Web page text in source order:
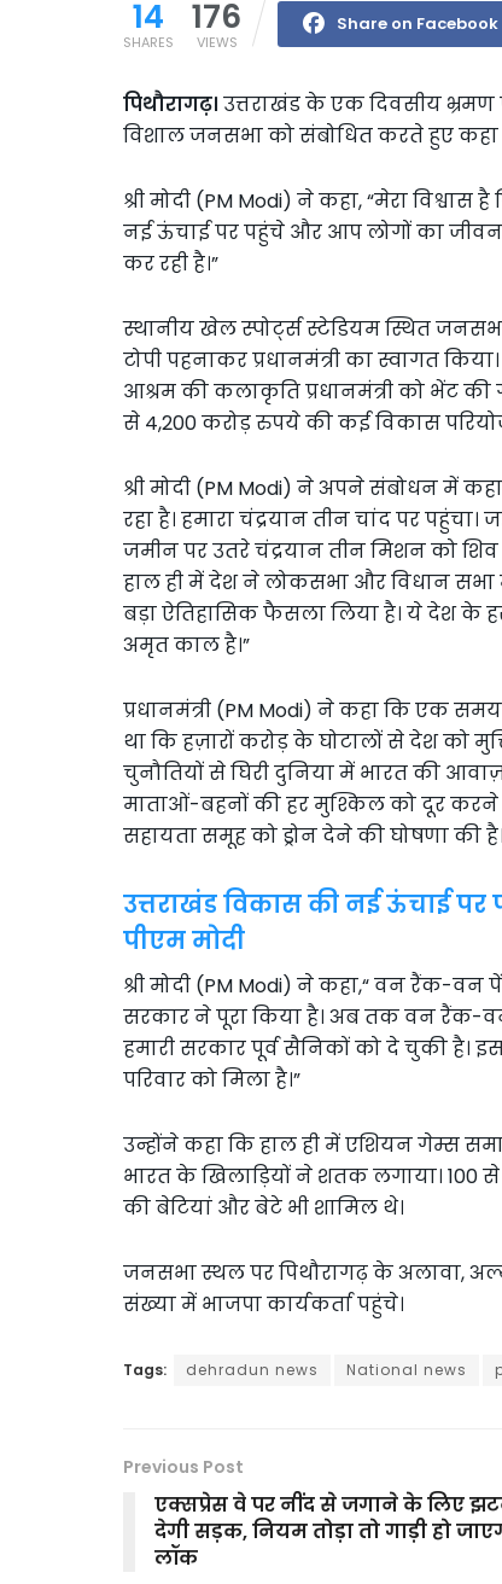
14
SHARES
176
VIEWS
Share on Facebook
पिथौरागढ़। उत्तराखंड के एक दिवसीय भ्रमण
विशाल जनसभा को संबोधित करते हुए कहा
श्री मोदी (PM Modi) ने कहा, “मेरा
नई ऊंचाई पर पहुंचे और आप लोगों का
कर रही है।”
स्थानीय खेल स्पोर्ट्स स्टेडियम स्थित
टोपी पहनाकर प्रधानमंत्री का स्वागत
आश्रम की कलाकृति प्रधानमंत्री को भेंट की
से 4,200 करोड़ रुपये की कई विकास
श्री मोदी (PM Modi) ने अपने संबोधन में
रहा है। हमारा चंद्रयान तीन चांद पर
जमीन पर उतरे चंद्रयान तीन मिशन को
हाल ही में देश ने लोकसभा और विधान
बड़ा ऐतिहासिक फैसला लिया है। ये देश के
अमृत काल है।”
प्रधानमंत्री (PM Modi) ने कहा कि एक
था कि हज़ारों करोड़ के घोटालों से देश को
चुनौतियों से घिरी दुनिया में भारत की
माताओं-बहनों की हर मुश्किल को दूर करने
सहायता समूह को ड्रोन देने की घोषणा की
उत्तराखंड विकास की नई ऊंचाई
पीएम मोदी
श्री मोदी (PM Modi) ने कहा,“ वन रैंक-वन
सरकार ने पूरा किया है। अब तक वन रैंक-
हमारी सरकार पूर्व सैनिकों को दे चुकी है।
परिवार को मिला है।”
उन्होंने कहा कि हाल ही में एशियन गेम्स
भारत के खिलाड़ियों ने शतक लगाया। 100
की बेटियां और बेटे भी शामिल थे।
जनसभा स्थल पर पिथौरागढ़ के अलावा,
संख्या में भाजपा कार्यकर्ता पहुंचे।
Tags: dehradun news National news
Previous Post
एक्सप्रेस वे पर नींद से जगाने के लिए
देगी सड़क, नियम तोड़ा तो गाड़ी हो
लॉक